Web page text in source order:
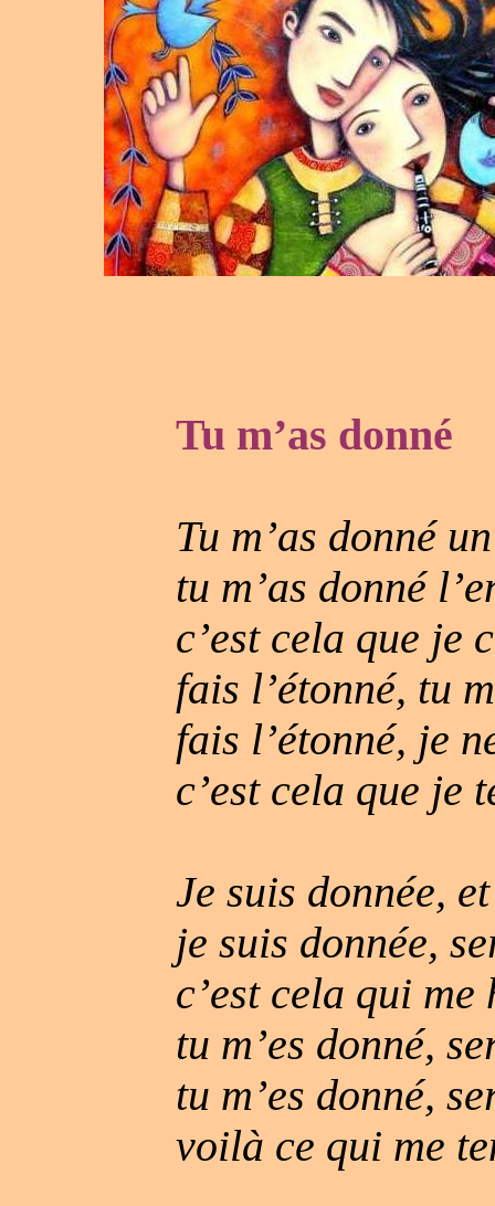
Tu m’as donné
Tu m’as donné
tu m’as donné
c’est cela que je
fais l’étonné, tu
fais l’étonné, je
c’est cela que je
Je suis donnée,
je suis donnée,
c’est cela qui
tu m’es donné,
tu m’es donné,
voilà ce qui me